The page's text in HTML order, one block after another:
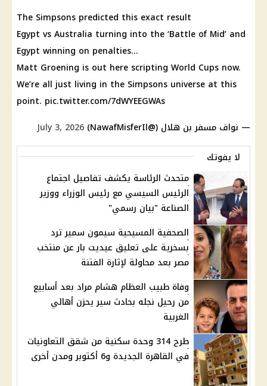
The Simpsons predicted this exact result
Egypt vs Australia turning into the ‘Battle of Mid’ and
Egypt winning on penalties…
Matt Groening is out here scripting World Cups now.
We’re all just living in the Simpsons universe at this
point. pic.twitter.com/7dWYEEGWAs
— نواف مسفر بن هلال (@NawafMisferIl)
July 3, 2026
لا يفوتك
متحدث الرئاسة يكشف تفاصيل اجتماع
الرئيس السيسي مع رئيس الوزراء ووزير
الصناعة "بيان رسمي"
الصحفية المسيحية سيمون سمير ترد
بسخرية على تعليق عيديت بار عن منتخب
مصر بعد محاولة لإثارة الفتنة
وفاة طبيب العظام هشام مراد بعد أسابيع
من رحيل نجله بحادث سير يحزن أهالي
الغربية
طرح 314 وحدة سكنية من شقق التعاونيات
في القاهرة الجديدة و6 أكتوبر ومدن أخرى